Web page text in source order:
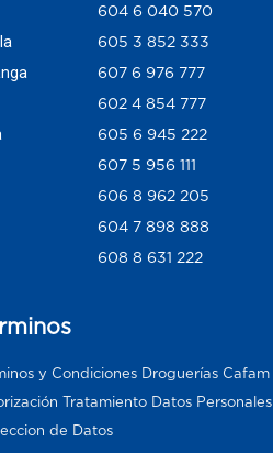
604 6 040 570
605 3 852 333
607 6 976 777
602 4 854 777
605 6 945 222
607 5 956 111
606 8 962 205
604 7 898 888
608 8 631 222
y Condiciones Droguerías Cafam
Tratamiento Datos Personales
de Datos